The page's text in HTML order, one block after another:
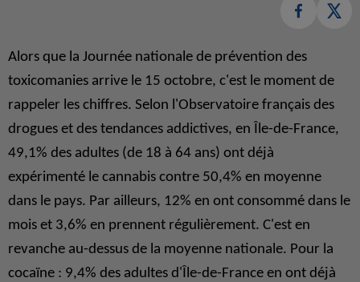
Alors que la Journée nationale de prévention des
toxicomanies arrive le 15 octobre, c'est le moment de
rappeler les chiffres. Selon l'Observatoire français des
drogues et des tendances addictives, en Île-de-France,
49,1% des adultes (de 18 à 64 ans) ont déjà
expérimenté le cannabis contre 50,4% en moyenne
dans le pays. Par ailleurs, 12% en ont consommé dans le
mois et 3,6% en prennent régulièrement. C'est en
revanche au-dessus de la moyenne nationale. Pour la
cocaïne : 9,4% des adultes d'Île-de-France en ont déjà